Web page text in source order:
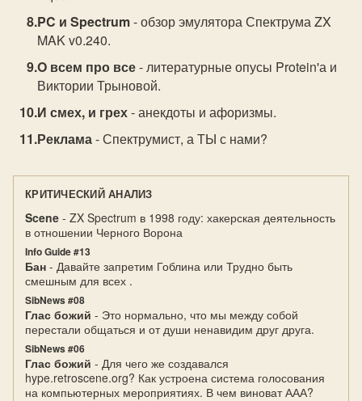
PC и Spectrum- обзор эмулятора Спектрума ZX
MAK v0.240.
O всем про все- литературные опусы Protein'а и
Виктории Трыновой.
И смех, и грех- анекдоты и афоризмы.
Реклама- Спектрумист, а ТЫ с нами?
КРИТИЧЕСКИЙ АНАЛИЗ
Scene - ZX Spectrum в 1998 году: хакерская деятельность
в отношении Черного Ворона
Info Guide #13
Бан - Давайте запретим Гоблина или Трудно быть
смешным для всех .
SibNews #08
Глас божий - Это нормально, что мы между собой
перестали общаться и от души ненавидим друг друга.
SibNews #06
Глас божий - Для чего же создавался
hype.retroscene.org? Как устроена система голосования
на компьютерных мероприятиях. В чем виноват ААА?